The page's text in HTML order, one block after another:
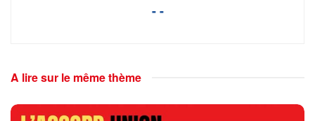
- -
A lire sur le même thème